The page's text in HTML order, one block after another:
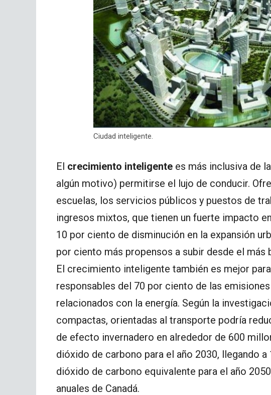
Ciudad inteligente.
El crecimiento inteligente es más inclusiva de
algún motivo) permitirse el lujo de conducir.
escuelas, los servicios públicos y puestos de
ingresos mixtos, que tienen un fuerte impacto
10 por ciento de disminución en la expansión
por ciento más propensos a subir desde el más
El crecimiento inteligente también es mejor
responsables del 70 por ciento de las
relacionados con la energía. Según la
compactas, orientadas al transporte podría
de efecto invernadero en alrededor de 600
dióxido de carbono para el año 2030, llegando
dióxido de carbono equivalente para el año
anuales de Canadá.